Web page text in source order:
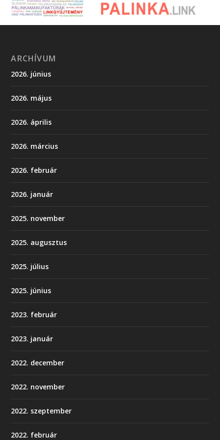
ARCHÍVUM
2026. június
2026. május
2026. április
2026. március
2026. február
2026. január
2025. november
2025. augusztus
2025. július
2025. június
2023. február
2023. január
2022. december
2022. november
2022. szeptember
2022. február